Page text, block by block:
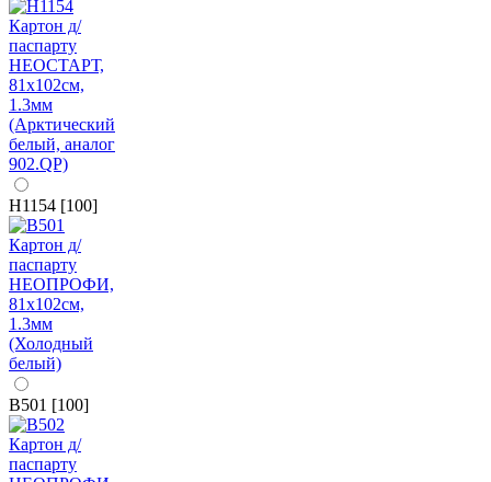
H1154 [100]
B501 [100]